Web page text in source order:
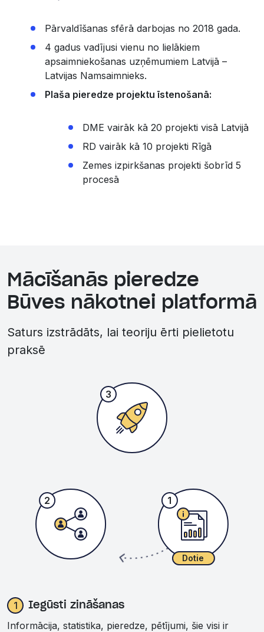
Pārvaldīšanas sfērā darbojas no 2018 gada.
4 gadus vadījusi vienu no lielākiem
apsaimniekošanas uzņēmumiem Latvijā –
Latvijas Namsaimnieks.
Plaša pieredze projektu īstenošanā:
DME vairāk kā 20 projekti visā Latvijā
RD vairāk kā 10 projekti Rīgā
Zemes izpirkšanas projekti šobrīd 5
procesā
Mācīšanās pieredze
Būves nākotnei platformā
Saturs izstrādāts, lai teoriju ērti pielietotu
praksē
Dotie
1
Dalīšanās
2
3
1 Iegūsti zināšanas
Informācija, statistika, pieredze, pētījumi, šie visi ir